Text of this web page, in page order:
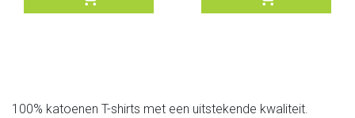
100% katoenen T-shirts met een uitstekende kwaliteit.